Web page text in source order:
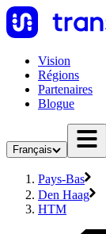
Vision
Régions
Partenaires
Blogue
Français
Pays-Bas
Den Haag
HTM